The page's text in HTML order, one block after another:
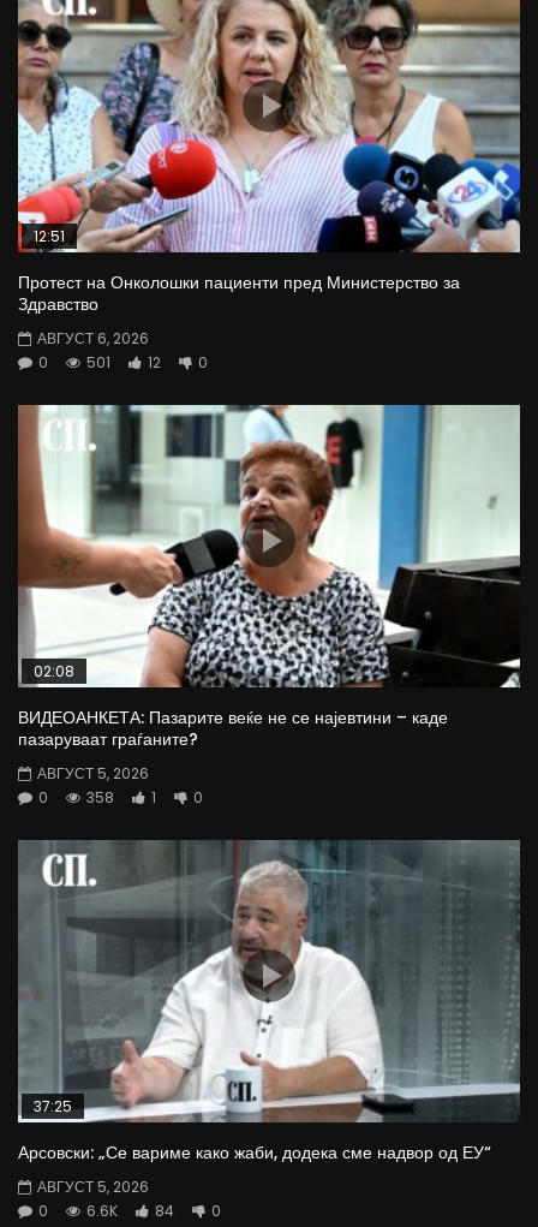
12:51
Протест на Онколошки пациенти пред Министерство за
Здравство
АВГУСТ 6, 2026
0
501 12 0
02:08
ВИДЕОАНКЕТА: Пазарите веќе не се најевтини – каде
пазаруваат граѓаните?
АВГУСТ 5, 2026
0
358 1 0
37:25
Арсовски: „Се вариме како жаби, додека сме надвор од ЕУ“
АВГУСТ 5, 2026
0
6.6K 84 0